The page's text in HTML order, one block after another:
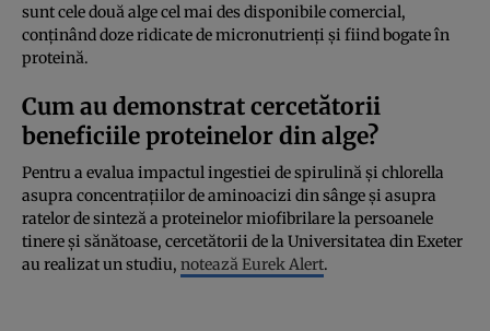
sunt cele două alge cel mai des disponibile comercial,
conținând doze ridicate de micronutrienți și fiind bogate în
proteină.
Cum au demonstrat cercetătorii
beneficiile proteinelor din alge?
Pentru a evalua impactul ingestiei de spirulină și chlorella
asupra concentrațiilor de aminoacizi din sânge și asupra
ratelor de sinteză a proteinelor miofibrilare la persoanele
tinere și sănătoase, cercetătorii de la Universitatea din Exeter
au realizat un studiu, notează Eurek Alert.